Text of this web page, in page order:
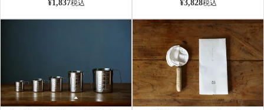
¥1,837税込 ¥3,828税込